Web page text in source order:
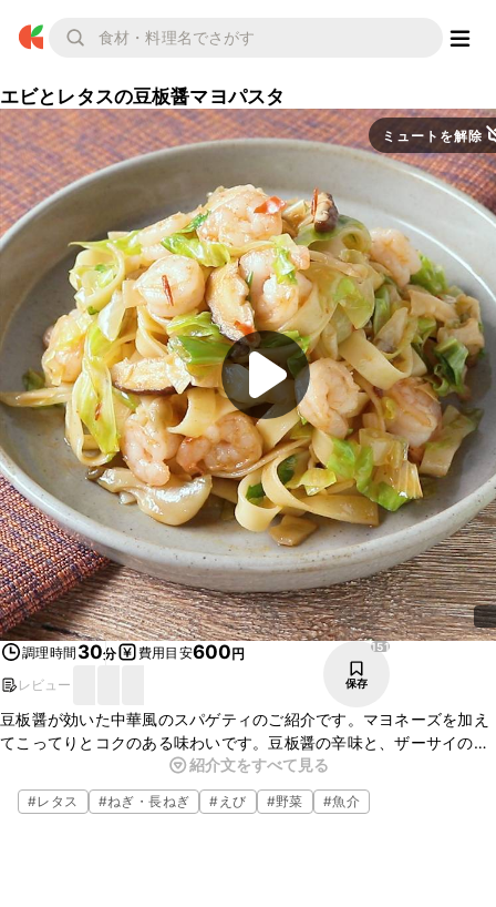
エビとレタスの豆板醤マヨパスタ
ミュートを解除
調理時間 30分 費用目安600円
レビュー
151
保存
豆板醤が効いた中華風のスパゲティのご紹介です。マヨネーズを加え
てこってりとコクのある味わいです。豆板醤の辛味と、ザーサイの食
感がアクセントになっています。いつもと違う中華風スパゲティを是
非お試しください。
紹介文をすべて見る
#レタス #ねぎ・長ねぎ # えび #野菜 #魚介